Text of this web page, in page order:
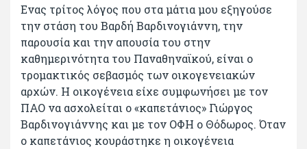
Ενας τρίτος λόγος που στα μάτια μου εξηγούσε
την στάση του Βαρδή Βαρδινογιάννη, την
παρουσία και την απουσία του στην
καθημερινότητα του Παναθηναϊκού, είναι ο
τρομακτικός σεβασμός των οικογενειακών
αρχών. Η οικογένεια είχε συμφωνήσει με τον
ΠΑΟ να ασχολείται ο «καπετάνιος» Γιώργος
Βαρδινογιάννης και με τον ΟΦΗ ο Θόδωρος. Όταν
ο καπετάνιος κουράστηκε η οικογένεια